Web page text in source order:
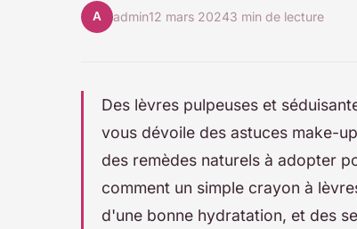
A admin12 mars 20243 min de lecture
Des lèvres pulpeuses et
vous dévoile des astuces make-
des remèdes naturels à adopter
comment un simple crayon à
d'une bonne hydratation, et des